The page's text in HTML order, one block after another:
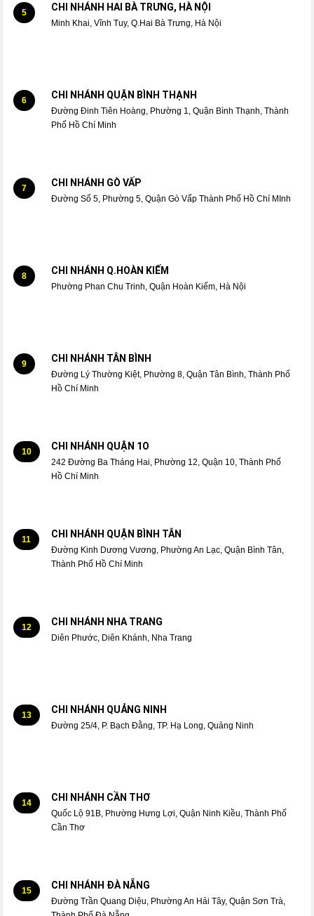
5 CHI NHÁNH HAI BÀ TRƯNG, HÀ NỘI
Minh Khai, Vĩnh Tuy, Q.Hai Bà Trưng, Hà Nội
6 CHI NHÁNH QUẬN BÌNH THẠNH
Đường Đinh Tiên Hoàng, Phường 1, Quận Bình Thạnh, Thành
Phố Hồ Chí Minh
7 CHI NHÁNH GÒ VẤP
Đường Số 5, Phường 5, Quận Gò Vấp Thành Phố Hồ Chí MInh
8 CHI NHÁNH Q.HOÀN KIẾM
Phường Phan Chu Trinh, Quận Hoàn Kiếm, Hà Nội
9 CHI NHÁNH TÂN BÌNH
Đường Lý Thường Kiệt, Phường 8, Quận Tân Bình, Thành Phố
Hồ Chí Minh
10 CHI NHÁNH QUẬN 1O
242 Đường Ba Tháng Hai, Phường 12, Quận 10, Thành Phố
Hồ Chí Minh
11 CHI NHÁNH QUẬN BÌNH TÂN
Đường Kinh Dương Vương, Phường An Lạc, Quận Bình Tân,
Thành Phố Hồ Chí Minh
12 CHI NHÁNH NHA TRANG
Diên Phước, Diên Khánh, Nha Trang
13 CHI NHÁNH QUẢNG NINH
Đường 25/4, P. Bạch Đằng, TP. Hạ Long, Quảng Ninh
14 CHI NHÁNH CẦN THƠ
Quốc Lộ 91B, Phường Hưng Lợi, Quận Ninh Kiều, Thành Phố
Cần Thơ
15 CHI NHÁNH ĐÀ NẴNG
Đường Trần Quang Diệu, Phường An Hải Tây, Quận Sơn Trà,